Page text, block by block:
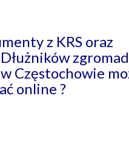
z KRS oraz
Częstochowie
online ?